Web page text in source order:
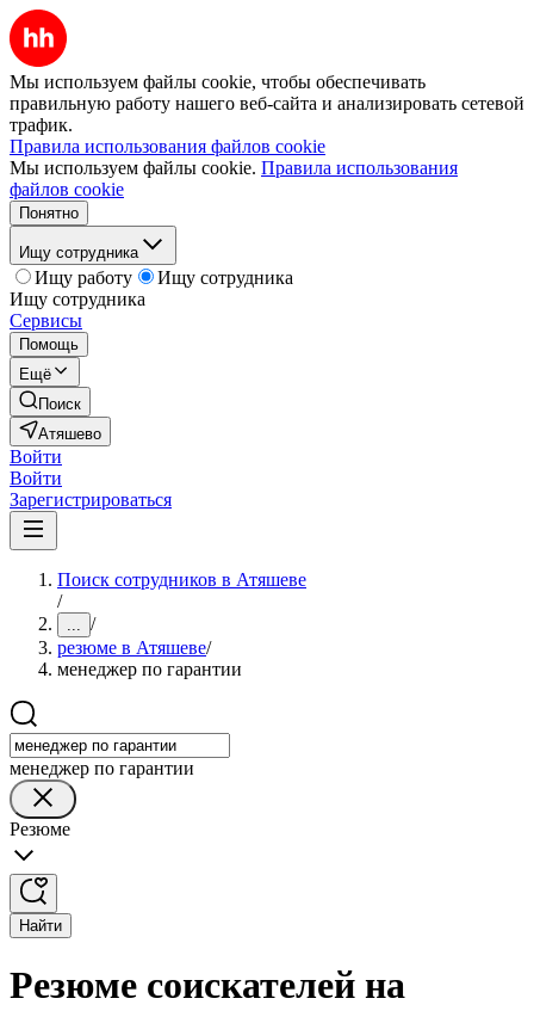
Мы используем файлы cookie, чтобы обеспечивать
правильную работу нашего веб-сайта и анализировать сетевой
трафик.
Правила использования файлов cookie
Мы используем файлы cookie. Правила использования
файлов cookie
Понятно
Ищу сотрудника
Ищу работу
Ищу сотрудника
Ищу сотрудника
Сервисы
Помощь
Ещё
Поиск
Атяшево
Войти
Войти
Зарегистрироваться
Поиск сотрудников в Атяшеве
/
... /
резюме в Атяшеве/
менеджер по гарантии
менеджер по гарантии
Резюме
Найти
Резюме соискателей на